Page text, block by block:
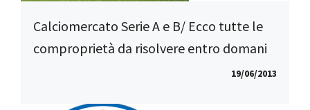
Calciomercato Serie A e B/ Ecco tutte le
comproprietà da risolvere entro domani
19/06/2013